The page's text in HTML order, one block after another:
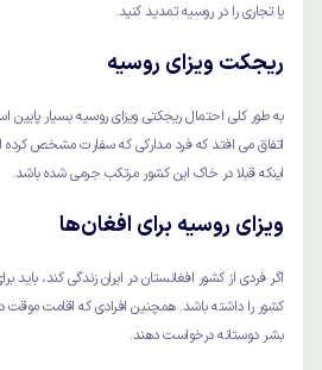
یا تجاری را در روسیه تمدید کنید.
ریجکت ویزای روسیه
به طور کلی احتمال ریجکتی ویزای روسیه بسیار پایین
اتفاق می افتد که فرد مدارکی که سفارت مشخص
اینکه قبلا در خاک این کشور مرتکب جرمی شده باشد.
ویزای روسیه برای افغان‌ها
اگر فردی از کشور افغانستان در ایران زندگی کند، باید
کشور را داشته باشد. همچنین افرادی که اقامت موقت
بشر دوستانه درخواست دهند.